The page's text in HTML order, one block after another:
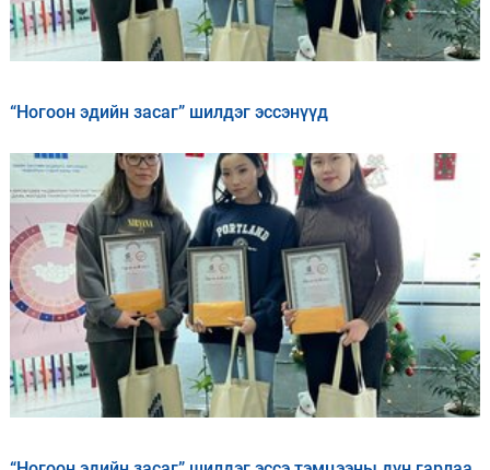
“Ногоон эдийн засаг” шилдэг эссэнүүд